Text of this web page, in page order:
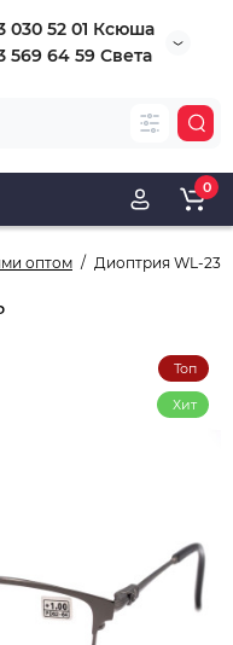
030 52 01 Ксюша
569 64 59 Света
0
оптом Диоптрия WL-2311
Топ
Хит